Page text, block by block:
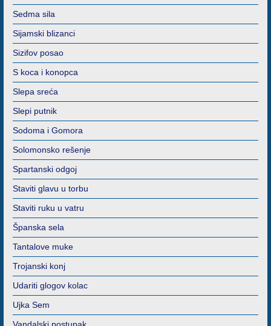
Sedma sila
Sijamski blizanci
Sizifov posao
S koca i konopca
Slepa sreća
Slepi putnik
Sodoma i Gomora
Solomonsko rešenje
Spartanski odgoj
Staviti glavu u torbu
Staviti ruku u vatru
Španska sela
Tantalove muke
Trojanski konj
Udariti glogov kolac
Ujka Sem